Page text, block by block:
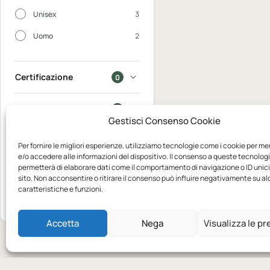
Gestisci Consenso Cookie
Per fornire le migliori esperienze, utilizziamo tecnologie come i cookie per
e/o accedere alle informazioni del dispositivo. Il consenso a queste
permetterà di elaborare dati come il comportamento di navigazione o ID
sito. Non acconsentire o ritirare il consenso può influire negativamente su
caratteristiche e funzioni.
Accetta Nega Visualizza le
Unisex 3
Uomo 2
Certificazione 0
Disponibili
Mostra
3
Azzera